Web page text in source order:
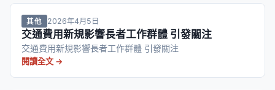
其他 2026年4月5日
交通費用新規影響長者工作群體 引發關注
交通費用新規影響長者工作群體 引發關注
閱讀全文 →